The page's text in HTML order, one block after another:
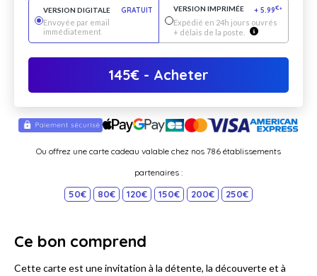
VERSION DIGITALE
GRATUIT
Envoyée par email
immédiatement
VERSION IMPRIMÉE + 5.99€*
Expédié en 24h jours ouvrés
+ délais de la poste.
145€ - Acheter
Ou offrez une carte cadeau valable chez nos 786 établissements
partenaires :
50€ 80€ 120€ 150€ 200€ 250€
Ce bon comprend
Cette carte est une invitation à la détente, la découverte et à